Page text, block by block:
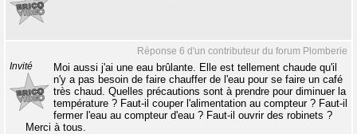
Réponse 6 d'un contributeur du forum Plomberie
Invité
Moi aussi j'ai une eau brûlante. Elle est tellement chaude qu'il
n'y a pas besoin de faire chauffer de l'eau pour se faire un café
très chaud. Quelles précautions sont à prendre pour diminuer la
température ? Faut-il couper l'alimentation au compteur ? Faut-il
fermer l'eau au compteur d'eau ? Faut-il ouvrir des robinets ?
Merci à tous.